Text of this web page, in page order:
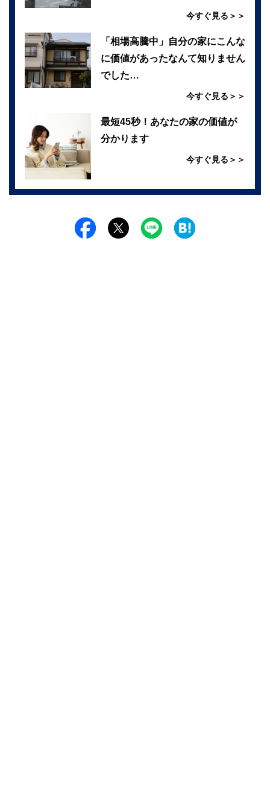
今すぐ見る＞＞
「相場高騰中」自分の家にこんな
に価値があったなんて知りません
でした…
今すぐ見る＞＞
最短45秒！あなたの家の価値が
分かります
今すぐ見る＞＞